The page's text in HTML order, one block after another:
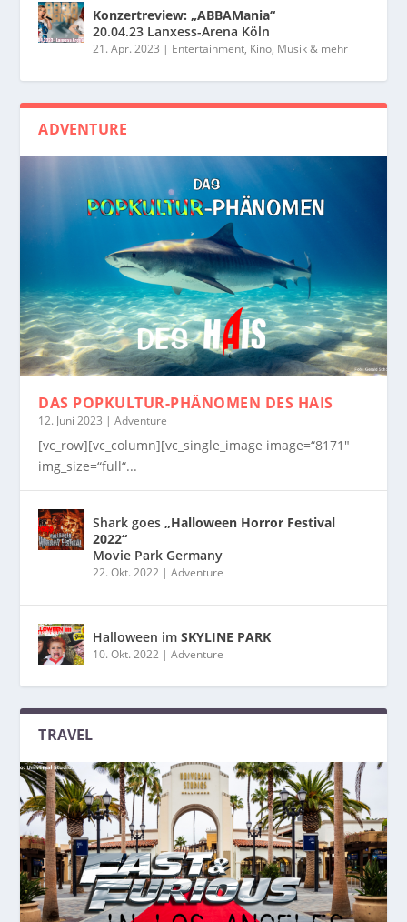
Konzertreview: „ABBAMania“
20.04.23 Lanxess-Arena Köln
21. Apr. 2023 | Entertainment, Kino, Musik & mehr
ADVENTURE
DAS POPKULTUR-PHÄNOMEN DES HAIS
12. Juni 2023 |Adventure
[vc_row][vc_column][vc_single_image image=“8171″
img_size=“full“...
Shark goes„Halloween Horror Festival
2022“
Movie Park Germany
22. Okt. 2022 |Adventure
Halloween imSKYLINE PARK
10. Okt. 2022 |Adventure
TRAVEL